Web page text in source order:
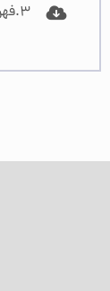
3.فهرست کامل پایان نامه های کتابخانه دیجیتال موسسه ترجمه